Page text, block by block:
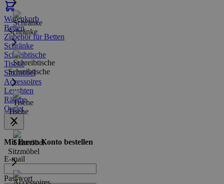
Warenkorb
Schränke
Schreibtische
Tische
Sitzmöbel
Betten
Zubehör für Betten
Schränke
Schreibtische
Tische
Sitzmöbel
Accessoires
Leuchten
Räume
Outlet
Mit Ihrem Konto bestellen
E-mail
Passwort